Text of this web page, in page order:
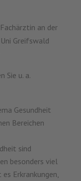
an der
Greifswald
Sie u. a.
Gesundheit
Bereichen
sind
besonders viel
Erkrankungen,